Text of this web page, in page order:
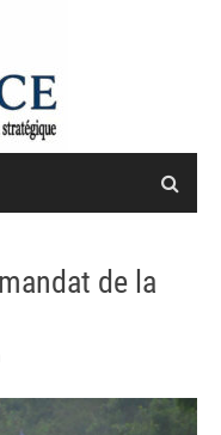
de la